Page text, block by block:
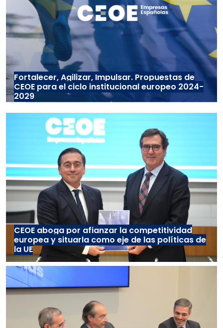
Fortalecer, Agilizar, Impulsar. Propuestas de
CEOE para el ciclo institucional europeo 2024-
2029
CEOE aboga por afianzar la competitividad
europea y situarla como eje de las políticas de
la UE